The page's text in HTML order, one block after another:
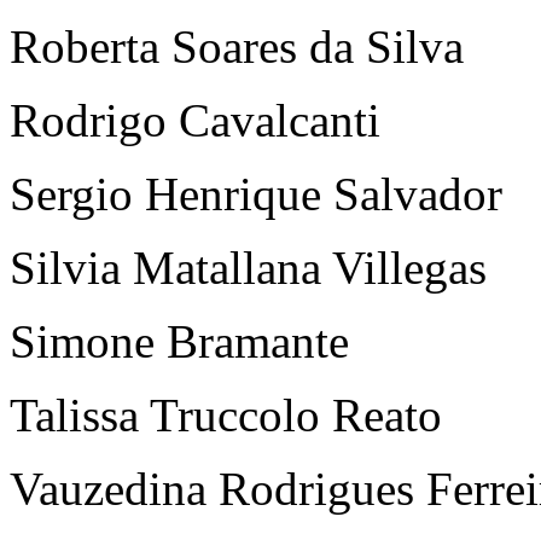
Roberta Soares da Silva
Rodrigo Cavalcanti
Sergio Henrique Salvador
Silvia Matallana Villegas
Simone Bramante
Talissa Truccolo Reato
Vauzedina Rodrigues